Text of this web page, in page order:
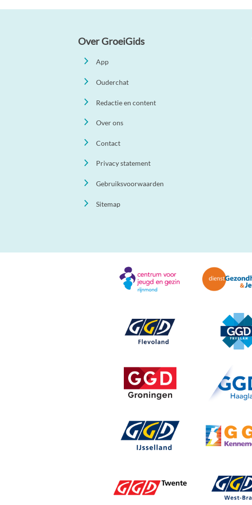
Over GroeiGids
App
Ouderchat
Redactie en content
Over ons
Contact
Privacy statement
Gebruiksvoorwaarden
Sitemap